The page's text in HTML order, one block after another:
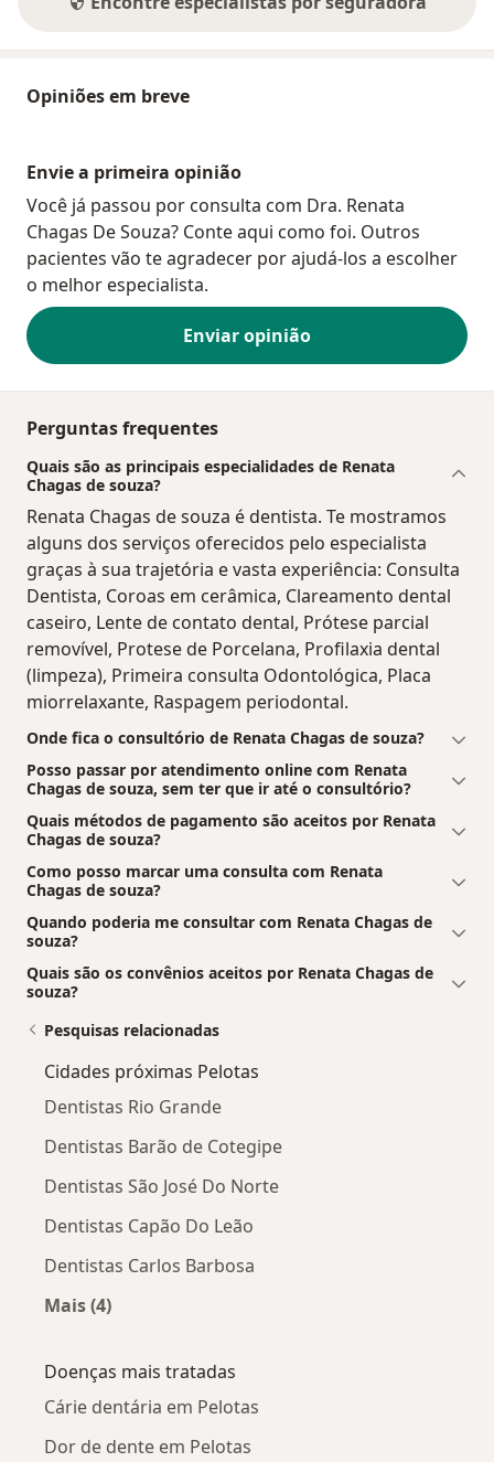
Opiniões em breve
Envie a primeira opinião
Você já passou por consulta com Dra. Renata
Chagas De Souza? Conte aqui como foi. Outros
pacientes vão te agradecer por ajudá-los a escolher
o melhor especialista.
Enviar opinião
Perguntas frequentes
Quais são as principais especialidades de Renata
Chagas de souza?
Renata Chagas de souza é dentista. Te mostramos
alguns dos serviços oferecidos pelo especialista
graças à sua trajetória e vasta experiência: Consulta
Dentista, Coroas em cerâmica, Clareamento dental
caseiro, Lente de contato dental, Prótese parcial
removível, Protese de Porcelana, Profilaxia dental
(limpeza), Primeira consulta Odontológica, Placa
miorrelaxante, Raspagem periodontal.
Onde fica o consultório de Renata Chagas de souza?
Posso passar por atendimento online com Renata
Chagas de souza, sem ter que ir até o consultório?
Quais métodos de pagamento são aceitos por Renata
Chagas de souza?
Como posso marcar uma consulta com Renata
Chagas de souza?
Quando poderia me consultar com Renata Chagas de
souza?
Quais são os convênios aceitos por Renata Chagas de
souza?
Pesquisas relacionadas
Cidades próximas Pelotas
Dentistas Rio Grande
Dentistas Barão de Cotegipe
Dentistas São José Do Norte
Dentistas Capão Do Leão
Dentistas Carlos Barbosa
Mais (4)
Doenças mais tratadas
Cárie dentária em Pelotas
Dor de dente em Pelotas